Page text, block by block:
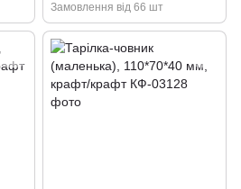
Замовлення від 66 шт